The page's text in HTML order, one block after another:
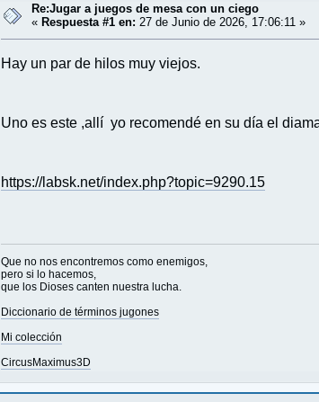
Re:Jugar a juegos de mesa con un ciego
«Respuesta #1 en: 27 de Junio de 2026, 17:06:11 »
Hay un par de hilos muy viejos.
Uno es este ,allí yo recomendé en su día el
https://labsk.net/index.php?topic=9290.15
Que no nos encontremos como enemigos,
pero si lo hacemos,
que los Dioses canten nuestra lucha.
Diccionario de términos jugones
Mi colección
CircusMaximus3D